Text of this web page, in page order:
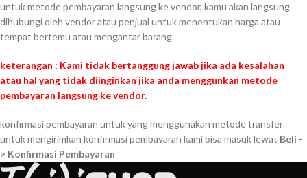
untuk metode pembayaran langsung ke vendor, kamu akan langsung
dihubungi oleh vendor atau penjual untuk menentukan harga atau
tempat bertemu atau mengantar barang.
keterangan : Kami tidak bertanggung jawab jika ada kesalahan
atau hal yang tidak diinginkan jika anda menggunkan metode
pembayaran langsung ke vendor.
konfirmasi pembayaran untuk yang menggunakan metode transfer
untuk mengirimkan konfirmasi pembayaran kami bisa masuk lewat Beli -
> Konfirmasi Pembayaran